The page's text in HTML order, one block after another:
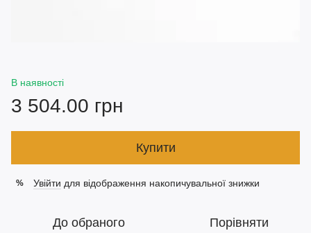
В наявності
3 504.00 грн
Купити
% Увійти для відображення накопичувальної знижки
До обраного Порівняти